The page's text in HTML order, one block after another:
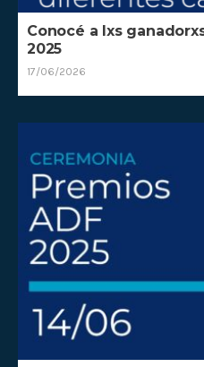
Conocé a lxs
2025
17/06/2026